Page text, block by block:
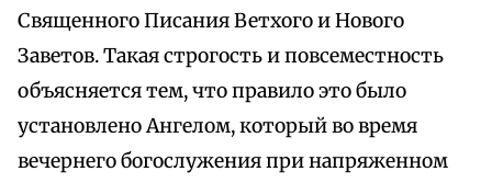
Священного Писания Ветхого и Нового
Заветов. Такая строгость и повсеместность
объясняется тем, что правило это было
установлено Ангелом, который во время
вечернего богослужения при напряженном